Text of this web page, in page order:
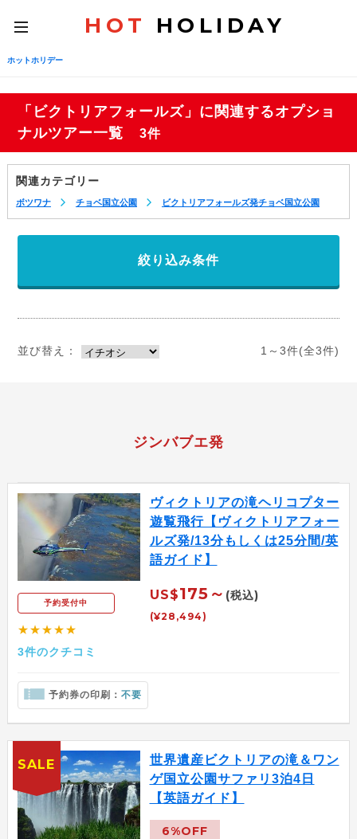
toggle
navigation
HOT HOLIDAY
ホットホリデー
「ビクトリアフォールズ」に関連するオプショ
ナルツアー一覧
3件
関連カテゴリー
ボツワナ チョベ国立公園 ビクトリアフォールズ発チョベ国立公園
絞り込み条件
並び替え： 1～3件(全3件)
ジンバブエ発
予約受付中
★★★★★
3件のクチコミ
ヴィクトリアの滝ヘリコプター
遊覧飛行【ヴィクトリアフォー
ルズ発/13分もしくは25分間/英
語ガイド】
US$175～ (税込)
(¥28,494)
予約券の印刷： 不要
世界遺産ビクトリアの滝＆ワン
ゲ国立公園サファリ3泊4日
【英語ガイド】
6%OFF
SALE